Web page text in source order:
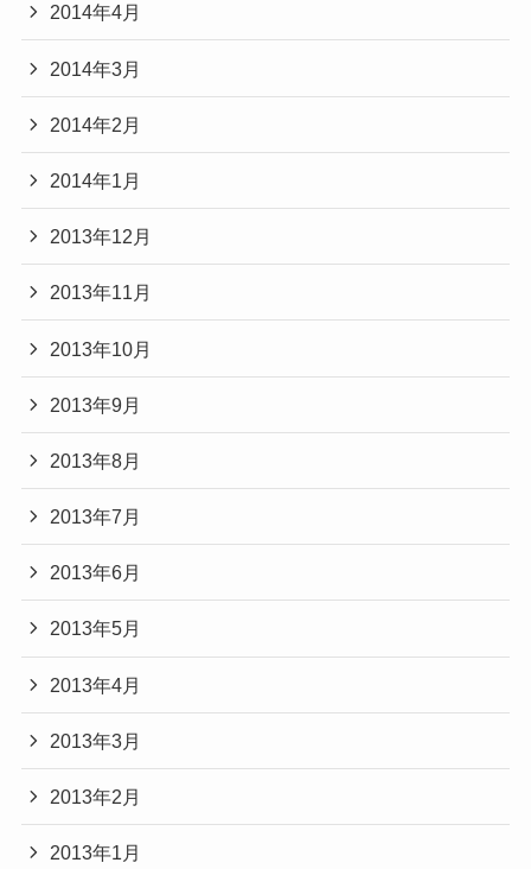
2014年4月
2014年3月
2014年2月
2014年1月
2013年12月
2013年11月
2013年10月
2013年9月
2013年8月
2013年7月
2013年6月
2013年5月
2013年4月
2013年3月
2013年2月
2013年1月